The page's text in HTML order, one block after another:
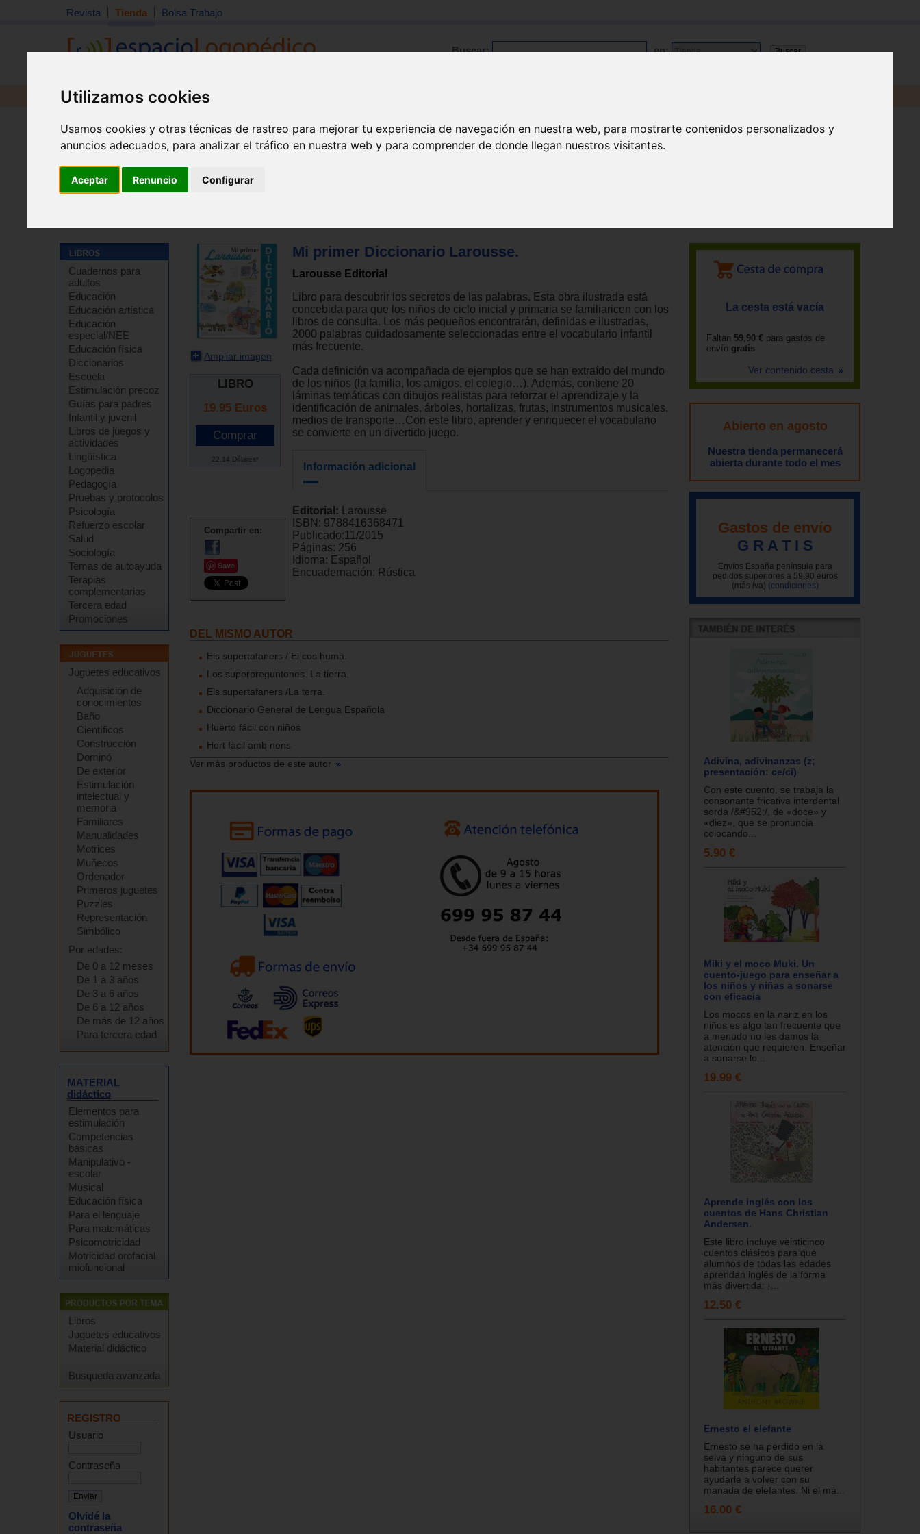
Utilizamos cookies
Usamos cookies y otras técnicas de rastreo para mejorar tu experiencia de navegación en nuestra web, para mostrarte contenidos personalizados y
anuncios adecuados, para analizar el tráfico en nuestra web y para comprender de donde llegan nuestros visitantes.
Aceptar Renuncio Configurar
Revista Tienda Bolsa Trabajo
Buscar: en:
Revista Libros Material
Cuadernos para
adultos
Educación
Educación artística
Educación
especial/NEE
Educación física
Diccionarios
Escuela
Estimulación precoz
Guías para padres
Infantil y juvenil
Libros de juegos y
actividades
Lingüística
Logopedia
Pedagogía
Pruebas y protocolos
Psicología
Refuerzo escolar
Salud
Sociología
Temas de autoayuda
Terapias
complementarias
Tercera edad
Promociones
Juguetes educativos
Adquisición de
conocimientos
Baño
Científicos
Construcción
Dominó
De exterior
Estimulación
intelectual y
memoria
Familiares
Manualidades
Motrices
Muñecos
Ordenador
Primeros juguetes
Puzzles
Representación
Simbólico
Por edades:
De 0 a 12 meses
De 1 a 3 años
De 3 a 6 años
De 6 a 12 años
De más de 12 años
Para tercera edad
MATERIAL
didáctico
Elementos para
estimulación
Competencias
básicas
Manipulativo -
escolar
Musical
Educación física
Para el lenguaje
Para matemáticas
Psicomotricidad
Motricidad orofacial
miofuncional
Libros
Juguetes educativos
Material didáctico
Busqueda avanzada
REGISTRO
Usuario
Contraseña
Olvidé la
contraseña
Ampliar imagen
LIBRO
19.95 Euros
22.14 Dólares*
Compartir en:
Save
Mi primer Diccionario Larousse.
Larousse Editorial
Libro para descubrir los secretos de las palabras. Esta obra ilustrada está
concebida para que los niños de ciclo inicial y primaria se familiaricen con los
libros de consulta. Los más pequeños encontrarán, definidas e ilustradas,
2000 palabras cuidadosamente seleccionadas entre el vocabulario infantil
más frecuente.
Cada definición va acompañada de ejemplos que se han extraído del mundo
de los niños (la familia, los amigos, el colegio…). Además, contiene 20
láminas temáticas con dibujos realistas para reforzar el aprendizaje y la
identificación de animales, árboles, hortalizas, frutas, instrumentos musicales,
medios de transporte…Con este libro, aprender y enriquecer el vocabulario
se convierte en un divertido juego.
Información adicional
Editorial: Larousse
ISBN: 9788416368471
Publicado:11/2015
Páginas: 256
Idioma: Español
Encuadernación: Rústica
DEL MISMO AUTOR
Els supertafaners / El cos humà.
Los superpreguntones. La tierra.
Els supertafaners /La terra.
Diccionario General de Lengua Española
Huerto fácil con niños
Hort fàcil amb nens
Ver más productos de este autor
La cesta está vacía
Faltan 59,90 € para gastos de
envío gratis
Ver contenido cesta
Abierto en agosto
Nuestra tienda permanecerá
abierta durante todo el mes
Gastos de envío
G R A T I S
Envíos España península para
pedidos superiores a 59,90 euros
(más iva) (condiciones)
Adivina, adivinanzas (z;
presentación: ce/ci)
Con este cuento, se trabaja la
consonante fricativa interdental
sorda /&#952;/, de «doce» y
«diez», que se pronuncia
colocando...
5.90 €
Miki y el moco Muki. Un
cuento-juego para enseñar a
los niños y niñas a sonarse
con eficacia
Los mocos en la nariz en los
niños es algo tan frecuente que
a menudo no les damos la
atención que requieren. Enseñar
a sonarse lo...
19.99 €
Aprende inglés con los
cuentos de Hans Christian
Andersen.
Este libro incluye veinticinco
cuentos clásicos para que
alumnos de todas las edades
aprendan inglés de la forma
más divertida: ¡...
12.50 €
Ernesto el elefante
Ernesto se ha perdido en la
selva y ninguno de sus
habitantes parece querer
ayudarle a volver con su
manada de elefantes. Ni el má...
16.00 €